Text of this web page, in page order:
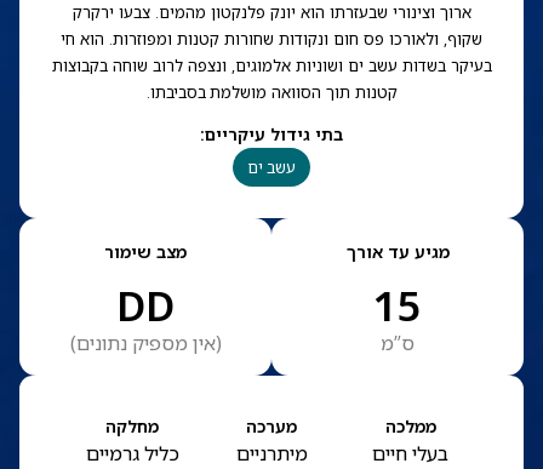
ארוך וצינורי שבעזרתו הוא יונק פלנקטון מהמים. צבעו ירקרק
שקוף, ולאורכו פס חום ונקודות שחורות קטנות ומפוזרות. הוא חי
בעיקר בשדות עשב ים ושוניות אלמוגים, ונצפה לרוב שוחה בקבוצות
קטנות תוך הסוואה מושלמת בסביבתו.
בתי גידול עיקריים:
עשב ים
מגיע עד אורך
15
ס”מ
מצב שימור
DD
(אין מספיק נתונים)
ממלכה
בעלי חיים
מערכה
מיתרניים
מחלקה
כליל גרמיים